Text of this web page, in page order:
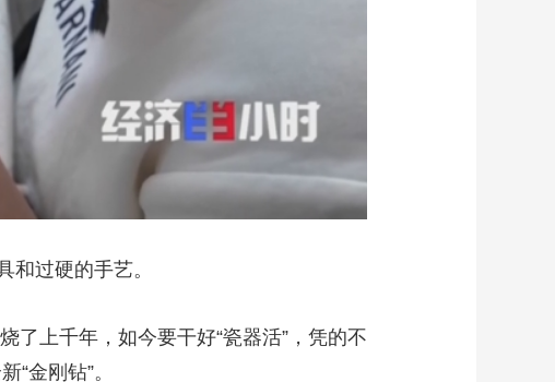
和过硬的手艺。
了上千年，如今要干好“瓷器活”，凭的不
金刚钻”。